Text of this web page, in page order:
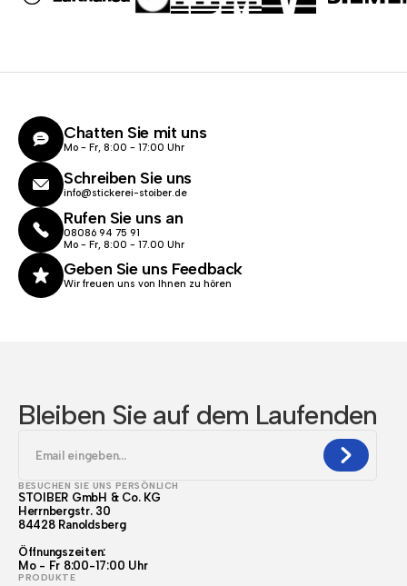
Chatten Sie mit uns
Mo - Fr, 8:00 - 17:00 Uhr
Schreiben Sie uns
info@stickerei-stoiber.de
Rufen Sie uns an
08086 94 75 91
Mo - Fr, 8:00 - 17.00 Uhr
Geben Sie uns Feedback
Wir freuen uns von Ihnen zu hören
Bleiben Sie auf dem Laufenden
BESUCHEN SIE UNS PERSÖNLICH
STOIBER GmbH & Co. KG
Herrnbergstr. 30
84428 Ranoldsberg
Öffnungszeiten:
Mo - Fr 8:00-17:00 Uhr
PRODUKTE